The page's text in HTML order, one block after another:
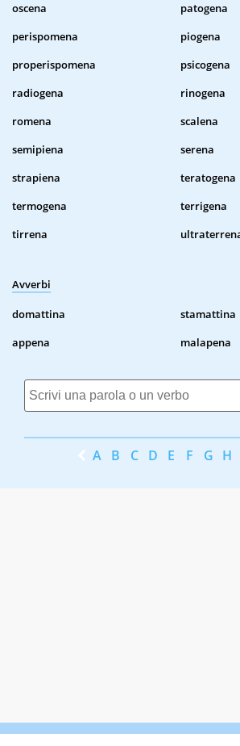
oscena
patogena
perispomena
piogena
properispomena
psicogena
radiogena
rinogena
romena
scalena
semipiena
serena
strapiena
teratogena
termogena
terrigena
tirrena
Avverbi
domattina
stamattina
appena
malapena
A B C D E F G H